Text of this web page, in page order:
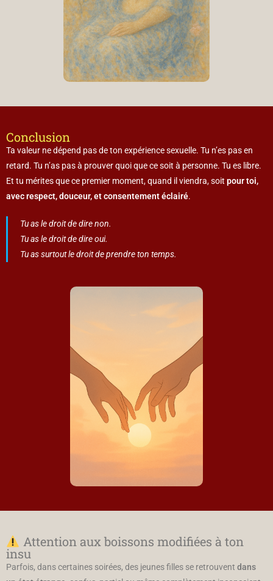
Conclusion
Ta valeur ne dépend pas de ton expérience sexuelle. Tu n’es pas en
retard. Tu n’as pas à prouver quoi que ce soit à personne. Tu es libre.
Et tu mérites que ce premier moment, quand il viendra, soit pour toi,
avec respect, douceur, et consentement éclairé.
Tu as le droit de dire non.
Tu as le droit de dire oui.
Tu as surtout le droit de prendre ton temps.
Attention aux boissons modifiées à ton
insu
Parfois, dans certaines soirées, des jeunes filles se retrouvent dans